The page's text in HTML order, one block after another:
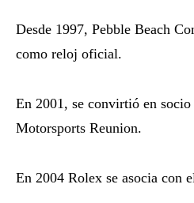
Desde 1997, Pebble Beach
como reloj oficial.
En 2001, se convirtió en
Motorsports Reunion.
En 2004 Rolex se asocia con